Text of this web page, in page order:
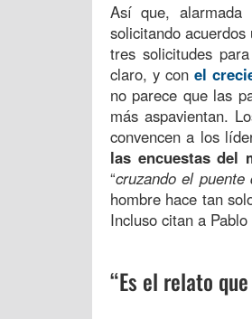
Así que, alarmada
solicitando
tres solicitudes
claro, y conel
no parece que las
más aspavientan.
convencen a los
las encuestas del
“cruzando el
hombre hace tan
Incluso citan a
“Es el relato